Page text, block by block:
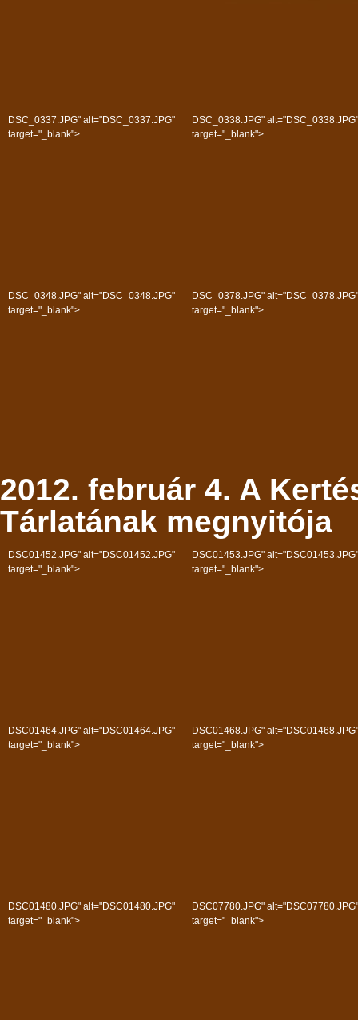
DSC_0337.JPG" alt="DSC_0337.JPG"
target="_blank">
DSC_0338.JPG" alt="DSC_0338.JPG"
target="_blank">
DSC_0348.JPG" alt="DSC_0348.JPG"
target="_blank">
DSC_0378.JPG" alt="DSC_0378.JPG"
target="_blank">
2012. február 4. A
Tárlatának megnyitója
DSC01452.JPG" alt="DSC01452.JPG"
target="_blank">
DSC01453.JPG" alt="DSC01453.JPG"
target="_blank">
DSC01464.JPG" alt="DSC01464.JPG"
target="_blank">
DSC01468.JPG" alt="DSC01468.JPG"
target="_blank">
DSC01480.JPG" alt="DSC01480.JPG"
target="_blank">
DSC07780.JPG" alt="DSC07780.JPG"
target="_blank">